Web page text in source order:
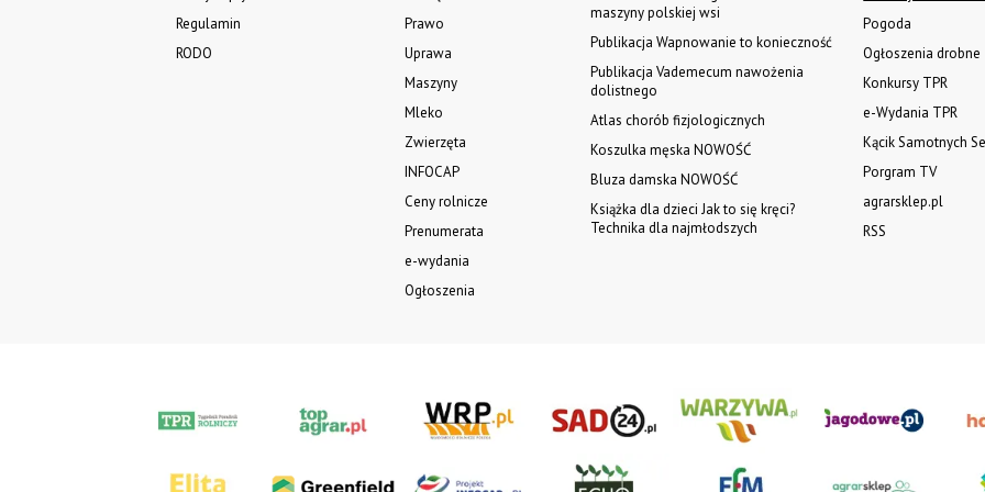
Regulamin
RODO
Prawo
Uprawa
Maszyny
Mleko
Zwierzęta
INFOCAP
Ceny rolnicze
Prenumerata
e-wydania
Ogłoszenia
maszyny polskiej wsi
Publikacja Wapnowanie to konieczność
Publikacja Vademecum nawożenia
dolistnego
Atlas chorób fizjologicznych
Koszulka męska NOWOŚĆ
Bluza damska NOWOŚĆ
Książka dla dzieci Jak to się kręci?
Technika dla najmłodszych
Pogoda
Ogłoszenia drobne
Konkursy TPR
e-Wydania TPR
Kącik Samotnych
Porgram TV
agrarsklep.pl
RSS